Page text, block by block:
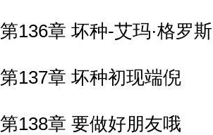
第136章 坏种-艾玛·格罗
第137章 坏种初现端倪
第138章 要做好朋友哦